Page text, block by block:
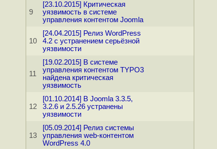
9
[23.10.2015] Критическая
уязвимость в системе
управления контентом Joomla
10
[24.04.2015] Релиз WordPress
4.2 с устранением серьёзной
уязвимости
11
[19.02.2015] В системе
управления контентом TYPO3
найдена критическая
уязвимость
12
[01.10.2014] В Joomla 3.3.5,
3.2.6 и 2.5.26 устранены
уязвимости
13
[05.09.2014] Релиз системы
управления web-контентом
WordPress 4.0